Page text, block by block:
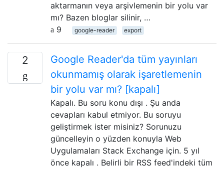
aktarmanın veya arşivlemenin bir yolu var
mı? Bazen bloglar silinir, …
9
google-reader export
2
Google Reader'da tüm yayınları
okunmamış olarak işaretlemenin
bir yolu var mı? [kapalı]
Kapalı. Bu soru konu dışı . Şu anda
cevapları kabul etmiyor. Bu soruyu
geliştirmek ister misiniz? Sorunuzu
güncelleyin o yüzden konuyla Web
Uygulamaları Stack Exchange için. 5 yıl
önce kapalı . Belirli bir RSS feed'indeki tüm